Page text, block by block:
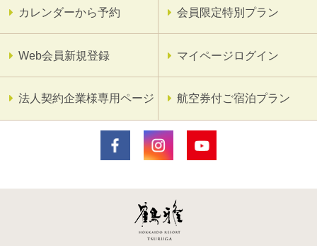
カレンダーから予約 会員限定特別プラン
Web会員新規登録 マイページログイン
法人契約企業様専用ページ 航空券付ご宿泊プラン